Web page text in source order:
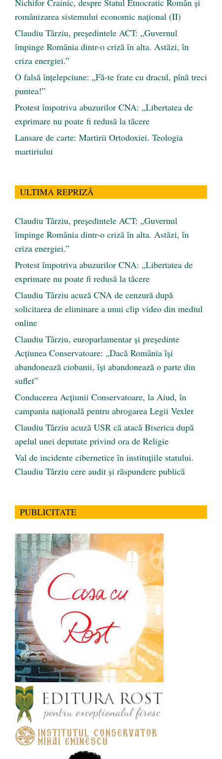
Nichifor Crainic, despre Statul Etnocratic Român şi
românizarea sistemului economic naţional (II)
Claudiu Târziu, președintele ACT: „Guvernul
împinge România dintr-o criză în alta. Astăzi, în
criza energiei.”
O falsă înțelepciune: „Fă-te frate cu dracul, pînă treci
puntea!”
Protest împotriva abuzurilor CNA: „Libertatea de
exprimare nu poate fi redusă la tăcere
Lansare de carte: Martirii Ortodoxiei. Teologia
martiriului
ULTIMA REPRIZĂ
Claudiu Târziu, președintele ACT: „Guvernul
împinge România dintr-o criză în alta. Astăzi, în
criza energiei.”
Protest împotriva abuzurilor CNA: „Libertatea de
exprimare nu poate fi redusă la tăcere
Claudiu Târziu acuză CNA de cenzură după
solicitarea de eliminare a unui clip video din mediul
online
Claudiu Târziu, europarlamentar și președinte
Acțiunea Conservatoare: „Dacă România își
abandonează ciobanii, își abandonează o parte din
suflet”
Conducerea Acțiunii Conservatoare, la Aiud, în
campania națională pentru abrogarea Legii Vexler
Claudiu Târziu acuză USR că atacă Biserica după
apelul unei deputate privind ora de Religie
Val de incidente cibernetice în instituțiile statului.
Claudiu Târziu cere audit și răspundere publică
PUBLICITATE